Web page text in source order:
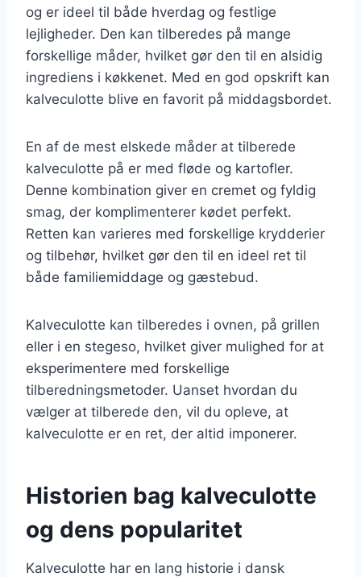
og er ideel til både hverdag og festlige
lejligheder. Den kan tilberedes på mange
forskellige måder, hvilket gør den til en alsidig
ingrediens i køkkenet. Med en god opskrift kan
kalveculotte blive en favorit på middagsbordet.
En af de mest elskede måder at tilberede
kalveculotte på er med fløde og kartofler.
Denne kombination giver en cremet og fyldig
smag, der komplimenterer kødet perfekt.
Retten kan varieres med forskellige krydderier
og tilbehør, hvilket gør den til en ideel ret til
både familiemiddage og gæstebud.
Kalveculotte kan tilberedes i ovnen, på grillen
eller i en stegeso, hvilket giver mulighed for at
eksperimentere med forskellige
tilberedningsmetoder. Uanset hvordan du
vælger at tilberede den, vil du opleve, at
kalveculotte er en ret, der altid imponerer.
Historien bag kalveculotte
og dens popularitet
Kalveculotte har en lang historie i dansk